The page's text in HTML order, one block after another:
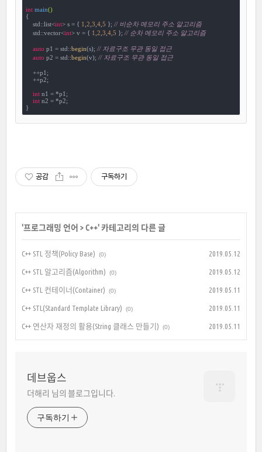
int main()
{
    std::list<
int> s = { 1 2 3 4, 5 }; // 비순차 메모리 주소 알고리즘
    std::vector<
int> v = { 1 2 3 4, 5 }; // 순차 메모리 주소 알고리즘
auto p1 = std::begin(s); // 자료구조 무관 동일 접근
auto p2 = std::begin(v); // 자료구조 무관 동일 접근
    ++p1;
    ++p2;
int n1 = *p1;
int n2 = *p2;
}
공감 구독하기
'프로그래밍 언어 >C++' 카테고리의 다른 글
C++ STL 정책(Policy Base) (0) 2019.05.12
C++ STL 알고리즘(Algorithm) (0) 2019.05.12
C++ STL 컨테이너(Container) (0) 2019.05.11
C++ STL(Standard Template Library) (0) 2019.05.11
C++ 연산자 재정의 활용(String 클래스 만들기) (0) 2019.05.11
데브웁스
더해리 님의 블로그입니다.
구독하기